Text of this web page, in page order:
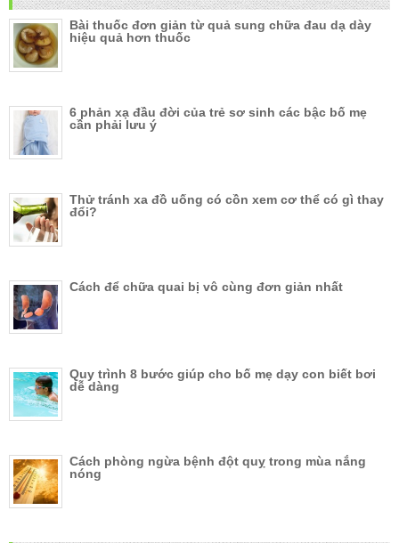
Bài thuốc đơn giản từ quả sung chữa đau dạ dày
hiệu quả hơn thuốc
6 phản xạ đầu đời của trẻ sơ sinh các bậc bố mẹ
cần phải lưu ý
Thử tránh xa đồ uống có cồn xem cơ thể có gì thay
đổi?
Cách để chữa quai bị vô cùng đơn giản nhất
Quy trình 8 bước giúp cho bố mẹ dạy con biết bơi
dễ dàng
Cách phòng ngừa bệnh đột quỵ trong mùa nắng
nóng